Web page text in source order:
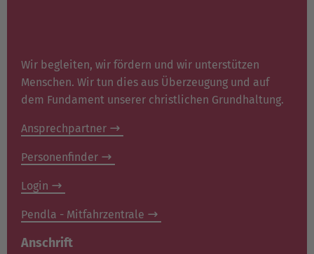
Wir begleiten, wir fördern und wir unterstützen
Menschen. Wir tun dies aus Überzeugung und auf
dem Fundament unserer christlichen Grundhaltung.
Ansprechpartner
Personenfinder
Login
Pendla - Mitfahrzentrale
Anschrift